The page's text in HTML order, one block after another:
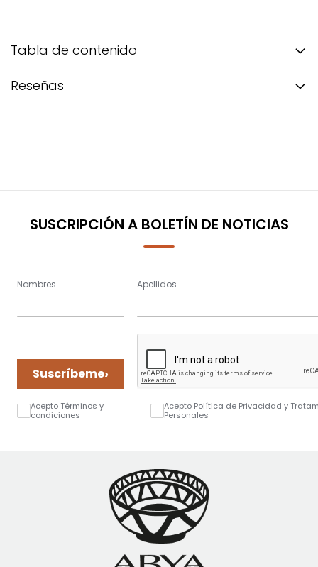
Tabla de contenido
Reseñas
SUSCRIPCIÓN A BOLETÍN DE NOTICIAS
Nombres Apellidos
Suscríbeme›
Acepto Términos y
condiciones
Acepto Política de Privacidad y
Personales